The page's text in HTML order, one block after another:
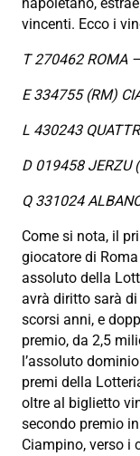
vincenti. Ecco i
T 270462 ROMA
E 334755 (RM)
L 430243
D 019458 JERZU
Q 331024
Come si nota, il
giocatore di
assoluto della
avrà diritto sarà
scorsi anni, e
premio, da 2,5
l’assoluto
premi della
oltre al biglietto
secondo premio
Ciampino, verso i